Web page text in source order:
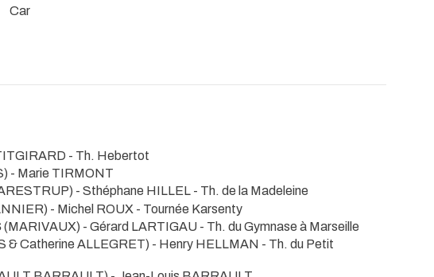
Car
- Th. Hebertot
- Marie TIRMONT
- Sthéphane HILLEL - Th. de la Madeleine
- Michel ROUX - Tournée Karsenty
(MARIVAUX) - Gérard LARTIGAU - Th. du Gymnase à Marseille
& Catherine ALLEGRET) - Henry HELLMAN - Th. du Petit